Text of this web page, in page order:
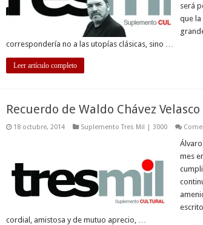
será
que
correspondería no a las utopías clásicas, sino …
Leer artículo completo
Recuerdo de Waldo Chávez Velasco
18 octubre, 2014 Suplemento Tres Mil | 3000
mes
cordial, amistosa y de mutuo aprecio, …